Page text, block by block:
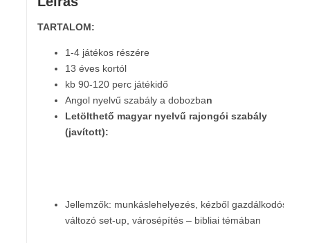
TARTALOM:
1-4 játékos részére
13 éves kortól
kb 90-120 perc játékidő
Angol nyelvű szabály a dobozban
Letölthető magyar nyelvű rajongói szabály
(javított):
Jellemzők: munkáslehelyezés, kézből gazdálkodós,
változó set-up, városépítés – bibliai témában